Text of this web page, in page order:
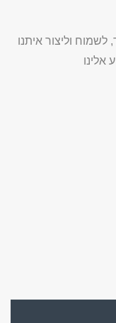
וליצור איתנו
אלינו